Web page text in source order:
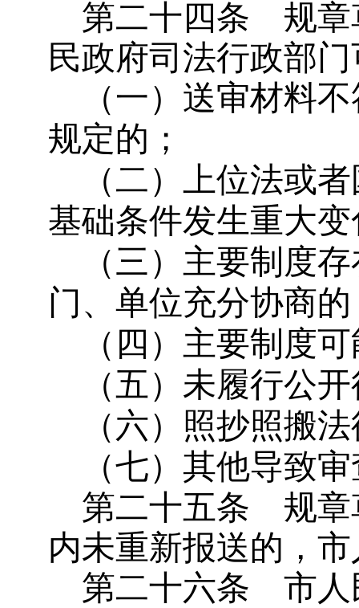
第二十四条
规
民政府司法行政部
（一）送审材料
规定的；
（二）上位法或
基础条件发生重大
（三）主要制度
门、单位充分协商的
（四）主要制度
（五）未履行公
（六）照抄照搬
（七）其他导致
第二十五条
规
内未重新报送的，
第二十六条
市